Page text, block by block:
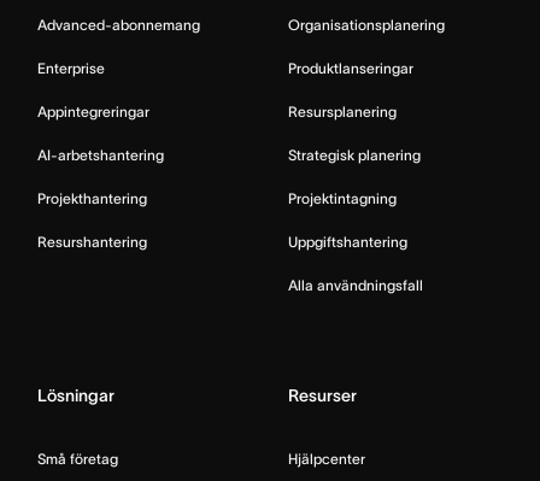
Advanced-abonnemang
Enterprise
Appintegreringar
AI-arbetshantering
Projekthantering
Resurshantering
Organisationsplanering
Produktlanseringar
Resursplanering
Strategisk planering
Projektintagning
Uppgiftshantering
Alla användningsfall
Lösningar
Små företag
Resurser
Hjälpcenter